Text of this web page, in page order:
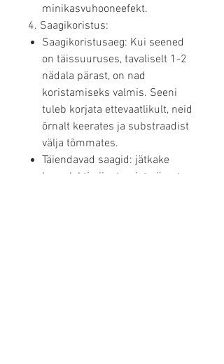
minikasvuhooneefekt.
4. Saagikoristus:
Saagikoristusaeg: Kui seened
on täissuuruses, tavaliselt 1-2
nädala pärast, on nad
koristamiseks valmis. Seeni
tuleb korjata ettevaatlikult, neid
õrnalt keerates ja substraadist
välja tõmmates.
Täiendavad saagid: jätkake
komplekti niisutamist pärast